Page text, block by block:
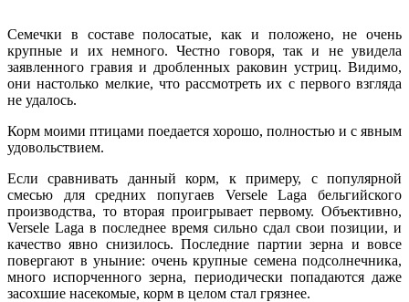
Семечки в составе полосатые, как и положено, не очень
крупные и их немного. Честно говоря, так и не увидела
заявленного гравия и дробленных раковин устриц. Видимо,
они настолько мелкие, что рассмотреть их с первого взгляда
не удалось.
Корм моими птицами поедается хорошо, полностью и с явным
удовольствием.
Если сравнивать данный корм, к примеру, с популярной
смесью для средних попугаев Versele Laga бельгийского
производства, то вторая проигрывает первому. Объективно,
Versele Laga в последнее время сильно сдал свои позиции, и
качество явно снизилось. Последние партии зерна и вовсе
повергают в уныние: очень крупные семена подсолнечника,
много испорченного зерна, периодически попадаются даже
засохшие насекомые, корм в целом стал грязнее.